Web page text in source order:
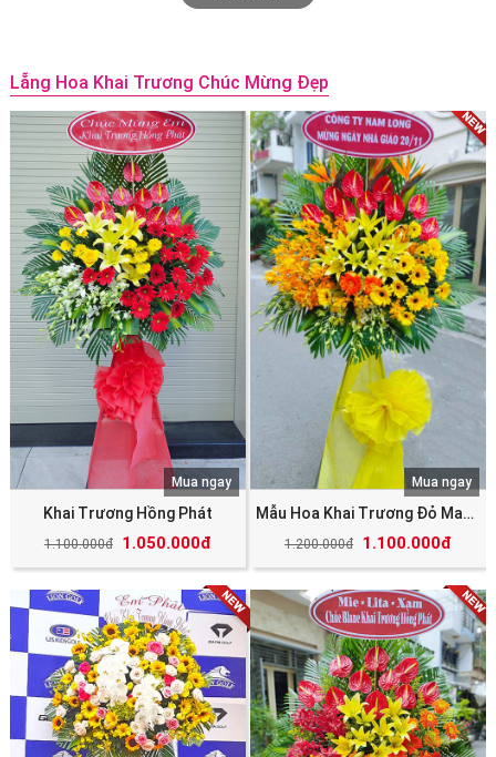
Lẵng Hoa Khai Trương Chúc Mừng Đẹp
Khai Trương Hồng Phát
1.100.000đ 1.050.000đ
Mua ngay
Mẫu Hoa Khai Trương Đỏ May Mắn Tài Lộc
1.200.000đ 1.100.000đ
Mua ngay